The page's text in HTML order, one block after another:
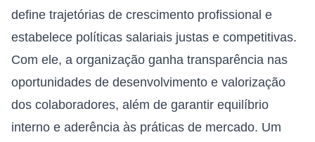
define trajetórias de crescimento profissional e
estabelece políticas salariais justas e competitivas.
Com ele, a organização ganha transparência nas
oportunidades de desenvolvimento e valorização
dos colaboradores, além de garantir equilíbrio
interno e aderência às práticas de mercado. Um